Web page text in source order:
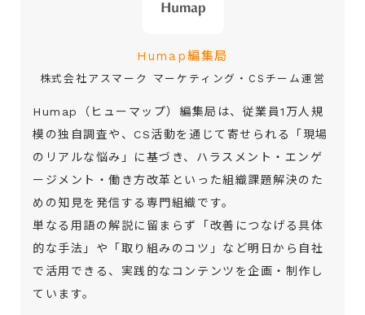
Humap編集局
株式会社アスマーク マーケティング・CSチーム運営
Humap（ヒューマップ）編集局は、従業員1万人規
模の独自調査や、CS活動を通じて寄せられる「現場
のリアルな悩み」に基づき、ハラスメント・エンゲ
ージメント・働き方改革といった組織課題解決のた
めの知見を発信する専門組織です。
単なる用語の解説に留まらず「改善につなげる具体
的な手法」や「取り組みのコツ」など明日から自社
で活用できる、実践的なコンテンツを企画・制作し
ています。